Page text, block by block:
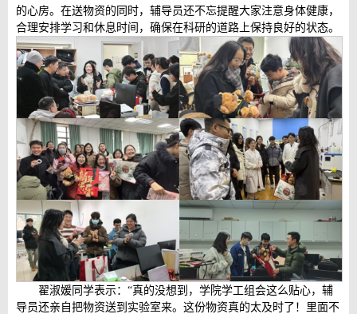
的心房。在送物资的同时，辅导员还不忘提醒大家注意身体健康，
合理安排学习和休息时间，确保在科研的道路上保持良好的状态。
翟淑媛同学表示：“真的没想到，学院学工组会这么贴心，辅
导员还亲自把物资送到实验室来。这份物资真的太及时了！里面不